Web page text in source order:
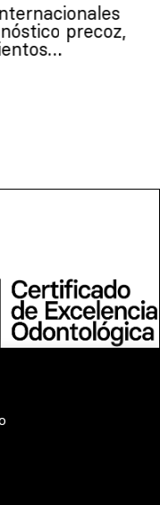
precoz,